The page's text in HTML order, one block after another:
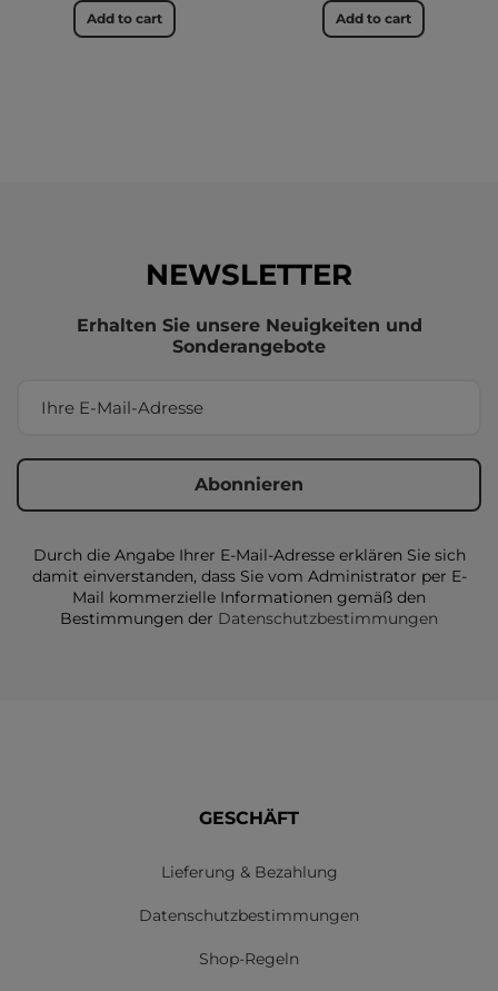
Add to cart Add to cart
NEWSLETTER
Erhalten Sie unsere Neuigkeiten und
Sonderangebote
Durch die Angabe Ihrer E-Mail-Adresse erklären Sie sich
damit einverstanden, dass Sie vom Administrator per E-
Mail kommerzielle Informationen gemäß den
Bestimmungen der Datenschutzbestimmungen
GESCHÄFT
Lieferung & Bezahlung
Datenschutzbestimmungen
Shop-Regeln